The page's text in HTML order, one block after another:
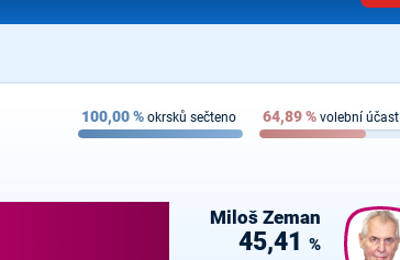
100,00% okrsků sečteno 64,89% volební účast
Miloš Zeman
45,41%